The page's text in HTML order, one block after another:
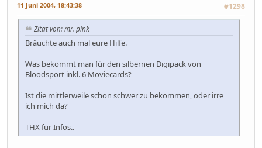
11 Juni 2004, 18:43:38 #1298
Zitat von: mr. pink
Bräuchte auch mal eure Hilfe.
Was bekommt man für den silbernen Digipack von
Bloodsport inkl. 6 Moviecards?
Ist die mittlerweile schon schwer zu bekommen, oder irre
ich mich da?
THX für Infos..